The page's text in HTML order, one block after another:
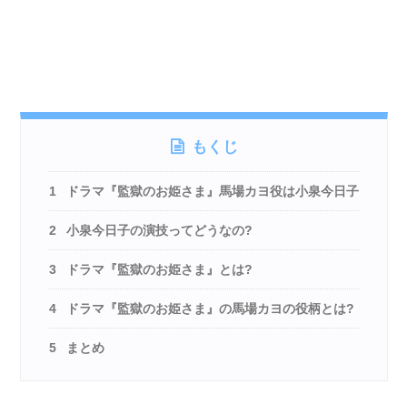
もくじ
1 ドラマ『監獄のお姫さま』馬場カヨ役は小泉今日子
2 小泉今日子の演技ってどうなの?
3 ドラマ『監獄のお姫さま』とは?
4 ドラマ『監獄のお姫さま』の馬場カヨの役柄とは?
5 まとめ